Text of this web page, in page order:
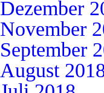
Dezember
November
September
August